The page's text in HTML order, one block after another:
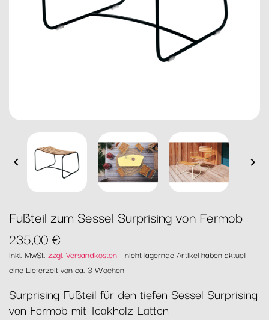
 
Fußteil zum Sessel Surprising von Fermob
235,00 €
inkl. MwSt. zzgl. Versandkosten nicht lagernde Artikel haben aktuell
eine Lieferzeit von ca. 3 Wochen!
Surprising Fußteil für den tiefen Sessel Surprising
von Fermob mit Teakholz Latten